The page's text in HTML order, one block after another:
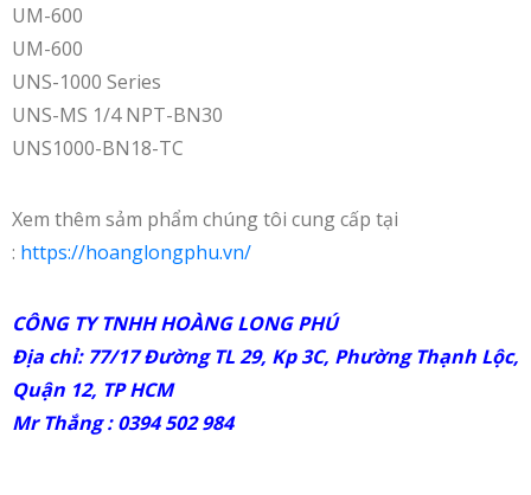
UM-600
UM-600
UNS-1000 Series
UNS-MS 1/4 NPT-BN30
UNS1000-BN18-TC
Xem thêm sảm phẩm chúng tôi cung cấp tại
: https://hoanglongphu.vn/
CÔNG TY TNHH HOÀNG LONG PHÚ
Địa chỉ: 77/17 Đường TL 29, Kp 3C, Phường Thạnh Lộc,
Quận 12, TP HCM
Mr Thắng : 0394 502 984